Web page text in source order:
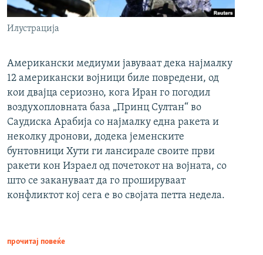
Илустрација
Американски медиуми јавуваат дека најмалку
12 американски војници биле повредени, од
кои двајца сериозно, кога Иран го погодил
воздухопловната база „Принц Султан“ во
Саудиска Арабија со најмалку една ракета и
неколку дронови, додека јеменските
бунтовници Хути ги лансирале своите први
ракети кон Израел од почетокот на војната, со
што се закануваат да го прошируваат
конфликтот кој сега е во својата петта недела.
прочитај повеќе